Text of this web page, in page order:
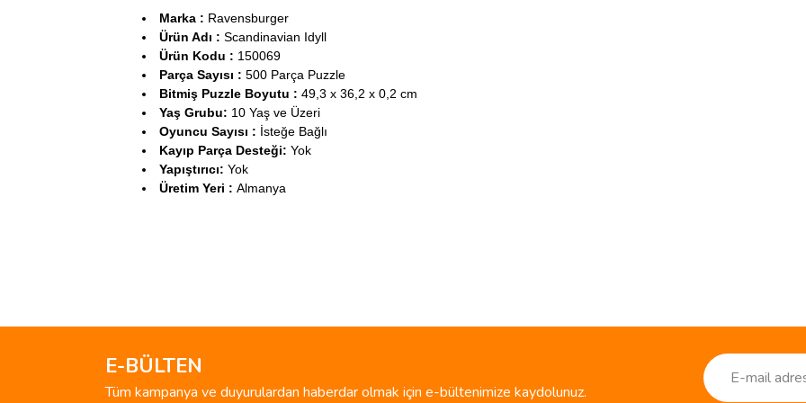
Marka : Ravensburger
Ürün Adı : Scandinavian Idyll
Ürün Kodu : 150069
Parça Sayısı : 500 Parça Puzzle
Bitmiş Puzzle Boyutu : 49,3 x 36,2 x 0,2 cm
Yaş Grubu: 10 Yaş ve Üzeri
Oyuncu Sayısı : İsteğe Bağlı
Kayıp Parça Desteği: Yok
Yapıştırıcı: Yok
Üretim Yeri : Almanya
Ürün resmi kalitesiz, bozuk veya görüntülenemiyor.
E-BÜLTEN
Tüm kampanya ve duyurulardan haberdar olmak için e-bültenimize kaydolunuz.